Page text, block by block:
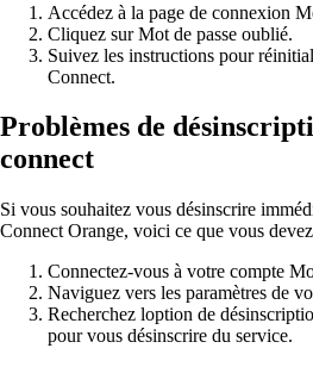
Accédez à la page de connexion
Cliquez sur Mot de passe oublié.
Suivez les instructions pour
Connect.
Problèmes de
connect
Si vous souhaitez vous désinscrire
Connect Orange, voici ce que vous
Connectez-vous à votre compte
Naviguez vers les paramètres de
Recherchez loption de
pour vous désinscrire du service.